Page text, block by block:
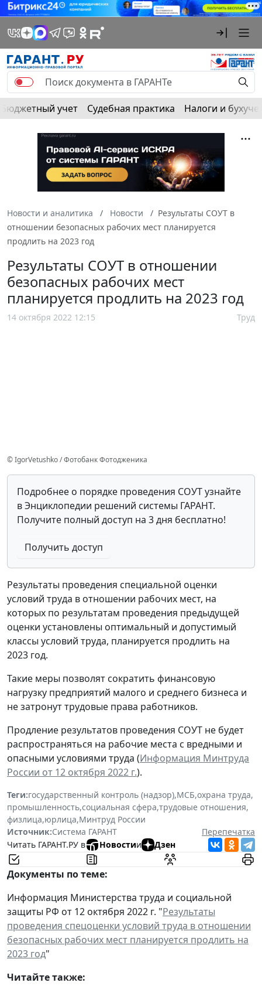
Бюджетный учет Судебная практика Налоги и
Новости и аналитика Новости
Результаты СОУТ в
отношении безопасных рабочих мест планируется
продлить на 2023 год
Результаты СОУТ в отношении
безопасных рабочих мест
планируется продлить на 2023 год
14 октября 2022 12:15 Труд
© IgorVetushko / Фотобанк Фотодженика
Подробнее о порядке проведения СОУТ узнайте
в Энциклопедии решений системы ГАРАНТ.
Получите полный доступ на 3 дня бесплатно!
Получить доступ
Результаты проведения специальной оценки
условий труда в отношении рабочих мест, на
которых по результатам проведения предыдущей
оценки установлены оптимальный и допустимый
классы условий труда, планируется продлить на
2023 год.
Такие меры позволят сократить финансовую
нагрузку предприятий малого и среднего бизнеса и
не затронут трудовые права работников.
Продление результатов проведения СОУТ не будет
распространяться на рабочие места с вредными и
опасными условиями труда (Информация Минтруда
России от 12 октября 2022 г.).
Теги:государственный контроль (надзор),МСБ,охрана труда,
промышленность,социальная сфера,трудовые отношения,
физлица,юрлица,Минтруд России
Источник:Система ГАРАНТ
Перепечатка
Читать ГАРАНТ.РУ в
Новостии Дзен
Документы по теме:
Информация Министерства труда и социальной
защиты РФ от 12 октября 2022 г. "Результаты
проведения спецоценки условий труда в отношении
безопасных рабочих мест планируется продлить на
2023 год"
Читайте также: